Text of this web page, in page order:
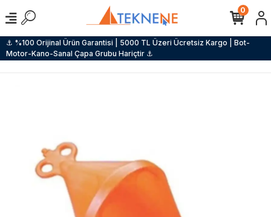
⚓ %100 Orijinal Ürün Garantisi | 5000 TL Üzeri Ücretsiz Kargo | Bot-
Motor-Kano-Sanal Çapa Grubu Hariçtir ⚓
0